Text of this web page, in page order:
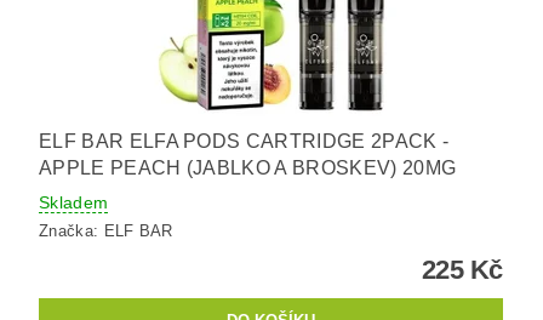
ELF BAR ELFA PODS CARTRIDGE 2PACK -
APPLE PEACH (JABLKO A BROSKEV) 20MG
Skladem
Značka: ELF BAR
225 Kč